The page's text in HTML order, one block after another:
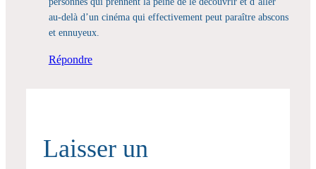
au-delà d’un cinéma qui effectivement peut paraître abscons
et ennuyeux.
Répondre
Laisser un